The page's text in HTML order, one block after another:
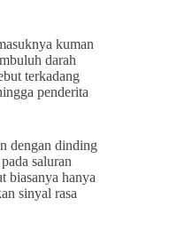
kuman
darah
terkadang
penderita
dengan dinding
saluran
biasanya hanya
sinyal rasa